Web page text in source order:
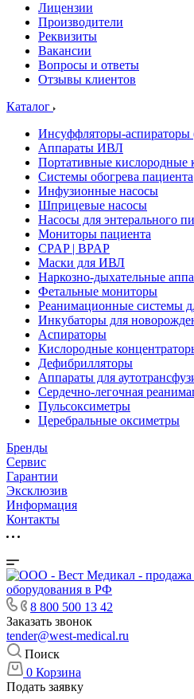
Лицензии
Производители
Реквизиты
Вакансии
Вопросы и ответы
Отзывы клиентов
Каталог
Инсуффляторы-аспираторы
Аппараты ИВЛ
Портативные кислородные
Системы обогрева пациента
Инфузионные насосы
Шприцевые насосы
Насосы для энтерального
Мониторы пациента
CPAP | BPAP
Маски для ИВЛ
Наркозно-дыхательные
Фетальные мониторы
Реанимационные системы
Инкубаторы для
Аспираторы
Кислородные
Дефибрилляторы
Аппараты для
Сердечно-легочная
Пульсоксиметры
Церебральные оксиметры
Бренды
Сервис
Гарантии
Эксклюзив
Информация
Контакты
8 800 500 13 42
Заказать звонок
tender@west-medical.ru
Поиск
0 Корзина
Подать заявку